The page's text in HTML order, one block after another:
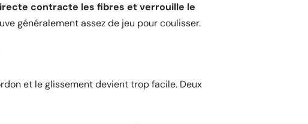
contracte les fibres et verrouille le
généralement assez de jeu pour coulisser.
et le glissement devient trop facile. Deux